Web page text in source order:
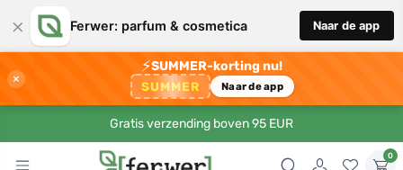
× Ferwer: parfum & cosmetica Naar de app
×
⚡SUMMER-korting nu!
SUMMER Naar de app
Gratis verzending boven 95 EUR
0